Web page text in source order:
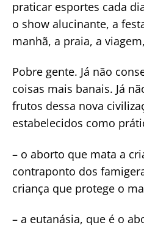
praticar esportes cada
o show alucinante, a
manhã, a praia, a
Pobre gente. Já não
coisas mais banais. Já
frutos dessa nova
estabelecidos como
– o aborto que mata a
contraponto dos
criança que protege o
– a eutanásia, que é o